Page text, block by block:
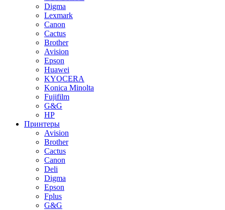
Digma
Lexmark
Canon
Cactus
Brother
Avision
Epson
Huawei
KYOCERA
Konica Minolta
Fujifilm
G&G
HP
Принтеры
Avision
Brother
Cactus
Canon
Deli
Digma
Epson
Fplus
G&G